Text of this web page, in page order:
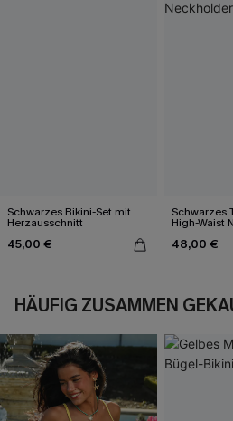
Schwarzes Bikini-Set mit
Herzausschnitt
45,00 €
Schwarzes
High-Waist
Bikini-Set
48,00 €
HÄUFIG ZUSAMMEN